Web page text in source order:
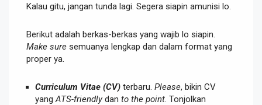
Kalau gitu, jangan tunda lagi. Segera siapin amunisi lo.
Berikut adalah berkas-berkas yang wajib lo siapin.
Make sure semuanya lengkap dan dalam format yang
proper ya.
Curriculum Vitae (CV) terbaru. Please, bikin CV
yang ATS-friendlydan to the point . Tonjolkan